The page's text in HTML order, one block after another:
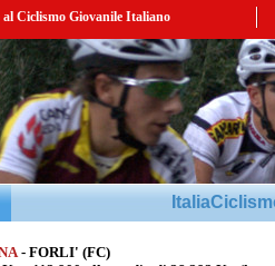
Ciclismo Giovanile Italiano
- FORLI' (FC)